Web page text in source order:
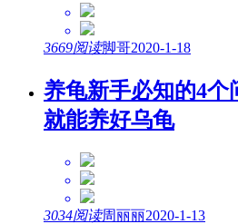
3669阅读脚哥2020-1-18
养龟新手必知的4个
就能养好乌龟
3034阅读周丽丽2020-1-13